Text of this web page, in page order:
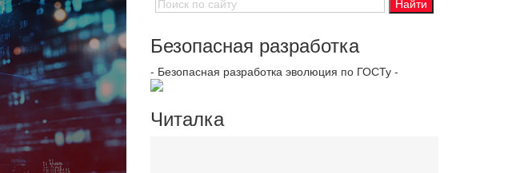
Безопасная разработка
- Безопасная разработка эволюция по ГОСТу -
Читалка